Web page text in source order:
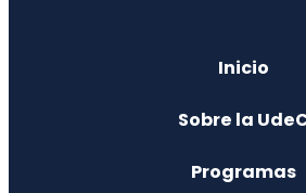
Inicio
Sobre la
Programas